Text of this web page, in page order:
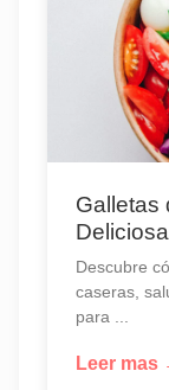
Galletas
Descubre
caseras,
para ...
Leer mas